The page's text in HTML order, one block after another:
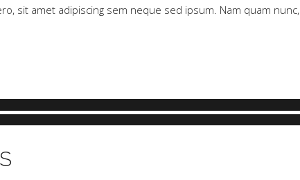
sit amet adipiscing sem neque sed ipsum. Nam quam nunc,